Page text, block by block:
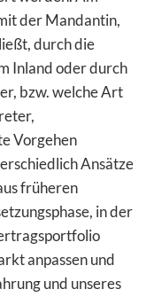
der Mandantin,
durch die
Inland oder durch
bzw. welche Art
Vorgehen
Ansätze
früheren
in der
anpassen und
und unseres